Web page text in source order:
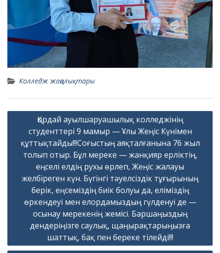
Колледж жаңалықтары
Навигация
записям
Қордай ауылшаруашылық колледжінің
студенттері 9 мамыр — Ұлы Жеңіс Күнімен
құттықтайды!!!Соғыстың аяқталғанына 76 жыл
толып отыр. Бұл мереке — жанқияр ерліктің,
еңселі елдің рухы өрлеп, Жеңіс жалауы
желбіреген күн. Бүгінгі тәуелсіздік тұғырының
берік, еңсеміздің биік болуы да, еліміздің
өркендеуі мен елордамыздың гүлденуі де —
осынау мерекенің жемісі. Баршаңыздың
дендеріңізге саулық, щаңырақтарыңызға
шаттық, бақ пен береке тілейді!!!